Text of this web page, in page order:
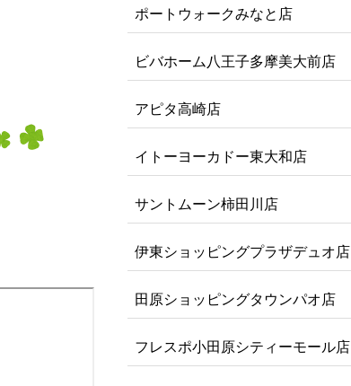
ポートウォークみなと店
ビバホーム八王子多摩美大前店
アピタ高崎店
イトーヨーカドー東大和店
サントムーン柿田川店
伊東ショッピングプラザデュオ店
田原ショッピングタウンパオ店
フレスポ小田原シティーモール店